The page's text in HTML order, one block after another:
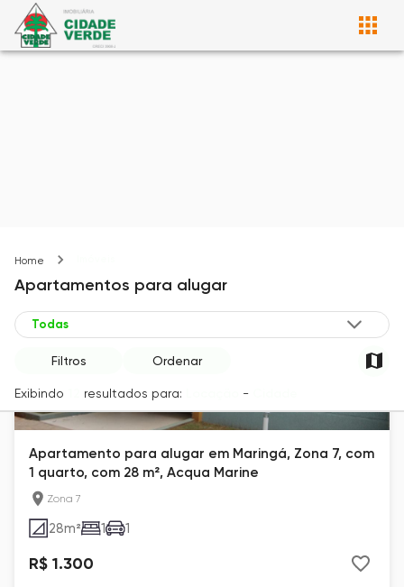
Home
Apartamentos para alugar
Filtros Ordenar
Exibindo resultados para: -
Apartamento para alugar em Maringá, Zona 7, com
1 quarto, com 28 m², Acqua Marine
Zona 7
28m² 1 1
R$ 1.300